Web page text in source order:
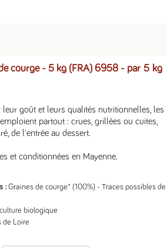
courge - 5 kg (FRA) 6958 - par 5 kg
goût et leurs qualités nutritionnelles, les
partout : crues, grillées ou cuites,
de l'entrée au dessert.
et conditionnées en Mayenne.
Graines de courge* (100%) - Traces possibles de
biologique
de Loire